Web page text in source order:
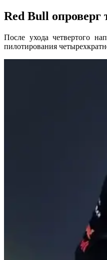
Red Bull опроверг
После ухода четвертого
пилотирования